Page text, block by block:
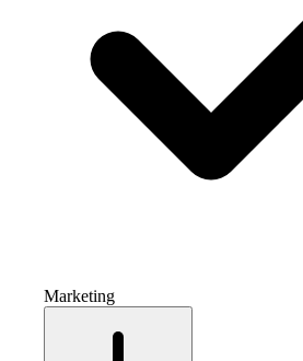
Marketing